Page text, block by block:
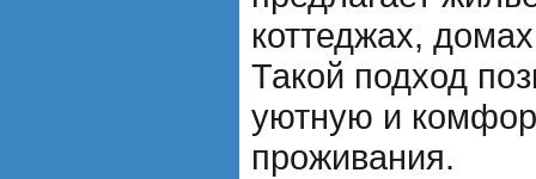
коттеджах,
Такой подход
уютную и
проживания.